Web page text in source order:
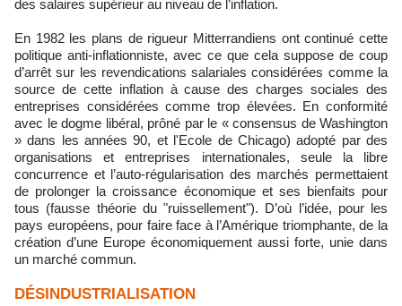
des salaires supérieur au niveau de l’inflation.
En 1982 les plans de rigueur Mitterrandiens ont continué cette
politique anti-inflationniste, avec ce que cela suppose de coup
d’arrêt sur les revendications salariales considérées comme la
source de cette inflation à cause des charges sociales des
entreprises considérées comme trop élevées. En conformité
avec le dogme libéral, prôné par le « consensus de Washington
» dans les années 90, et l'Ecole de Chicago) adopté par des
organisations et entreprises internationales, seule la libre
concurrence et l’auto-régularisation des marchés permettaient
de prolonger la croissance économique et ses bienfaits pour
tous (fausse théorie du "ruissellement"). D’où l’idée, pour les
pays européens, pour faire face à l’Amérique triomphante, de la
création d’une Europe économiquement aussi forte, unie dans
un marché commun.
DÉSINDUSTRIALISATION